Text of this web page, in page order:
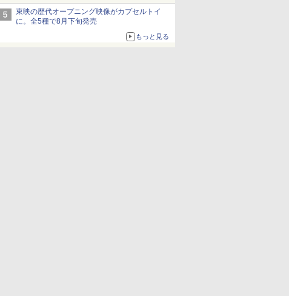
当選無効分
東映の歴代オープニング映像がカプセルトイ
に。全5種で8月下旬発売
もっと見る